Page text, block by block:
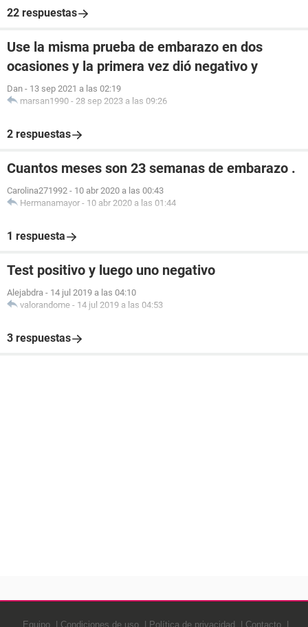
22 respuestas
Use la misma prueba de embarazo en dos
ocasiones y la primera vez dió negativo y
Dan - 13 sep 2021 a las 02:19
marsan1990 - 28 sep 2023 a las 09:26
2 respuestas
Cuantos meses son 23 semanas de embarazo .
Carolina271992 - 10 abr 2020 a las 00:43
Hermanamayor - 10 abr 2020 a las 01:44
1 respuesta
Test positivo y luego uno negativo
Alejabdra - 14 jul 2019 a las 04:10
valorandome - 14 jul 2019 a las 04:53
3 respuestas
Equipo Condiciones de uso Política de privacidad Contacto